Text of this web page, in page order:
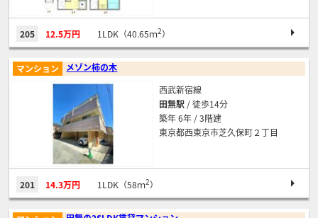
205 12.5万円 1LDK（40.65ｍ2）
メゾン柿の木
マンション
西武新宿線
田無駅 / 徒歩14分
築年 6年 / 3階建
東京都西東京市芝久保町２丁目
201 14.3万円 1LDK（58ｍ2）